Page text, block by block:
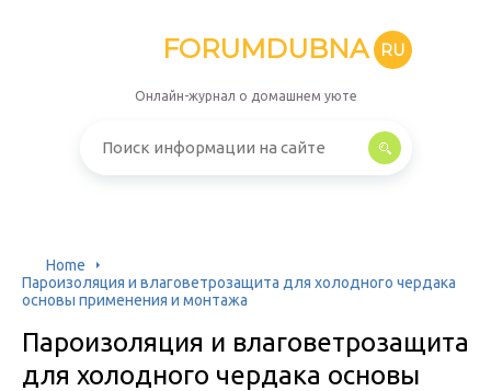
FORUMDUBNA RU
Онлайн-журнал о домашнем уюте
Home
Пароизоляция и влаговетрозащита для холодного чердака
основы применения и монтажа
Пароизоляция и влаговетрозащита
для холодного чердака основы